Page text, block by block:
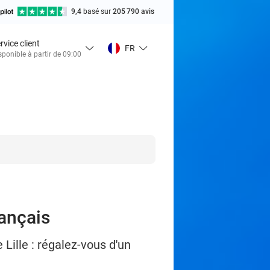
9,4 basé sur 205 790 avis
client
à partir de 09:00
FR
: régalez-vous d'un